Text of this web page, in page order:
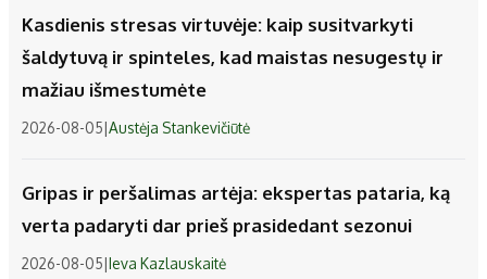
Kasdienis stresas virtuvėje: kaip susitvarkyti
šaldytuvą ir spinteles, kad maistas nesugestų ir
mažiau išmestumėte
2026-08-05|Austėja Stankevičiūtė
Gripas ir peršalimas artėja: ekspertas pataria, ką
verta padaryti dar prieš prasidedant sezonui
2026-08-05|Ieva Kazlauskaitė